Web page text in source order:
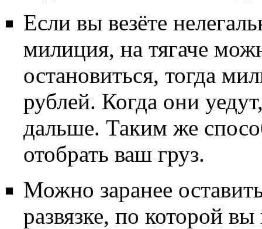
Если вы везёте
милиция, на тягаче
остановиться, тогда
рублей. Когда они
дальше. Таким же
отобрать ваш груз.
Можно заранее
развязке, по которой